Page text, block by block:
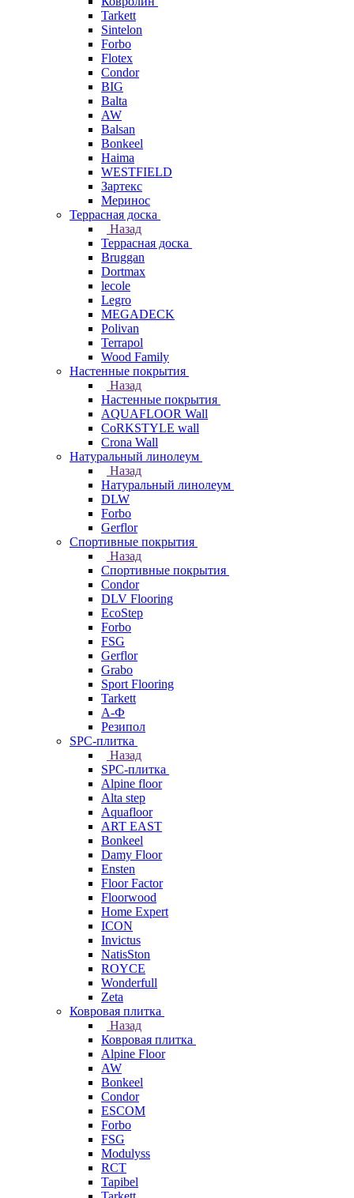
Tarkett
Sintelon
Forbo
Flotex
Condor
BIG
Balta
AW
Balsan
Bonkeel
Haima
WESTFIELD
Зартекс
Меринос
Террасная доска
Назад
Террасная доска
Bruggan
Dortmax
lecole
Legro
MEGADECK
Polivan
Terrapol
Wood Family
Настенные покрытия
Назад
Настенные покрытия
AQUAFLOOR Wall
CoRKSTYLE wall
Crona Wall
Натуральный линолеум
Назад
Натуральный линолеум
DLW
Forbo
Gerflor
Спортивные покрытия
Назад
Спортивные покрытия
Condor
DLV Flooring
EcoStep
Forbo
FSG
Gerflor
Grabo
Sport Flooring
Tarkett
А-Ф
Резипол
SPC-плитка
Назад
SPC-плитка
Alpine floor
Alta step
Aquafloor
ART EAST
Bonkeel
Damy Floor
Ensten
Floor Factor
Floorwood
Home Expert
ICON
Invictus
NatisSton
ROYCE
Wonderfull
Zeta
Ковровая плитка
Назад
Ковровая плитка
Alpine Floor
AW
Bonkeel
Condor
ESCOM
Forbo
FSG
Modulyss
RCT
Tapibel